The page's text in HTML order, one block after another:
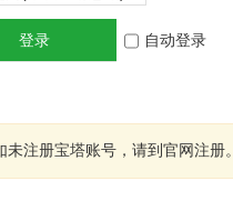
登录 自动登录
注册宝塔账号，请到官网注册。